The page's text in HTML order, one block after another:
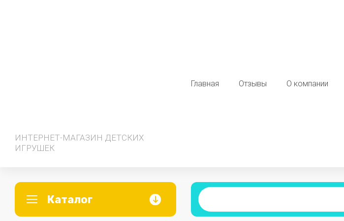
ИНТЕРНЕТ-МАГАЗИН ДЕТСКИХ
ИГРУШЕК
Главная Отзывы О компании
Каталог